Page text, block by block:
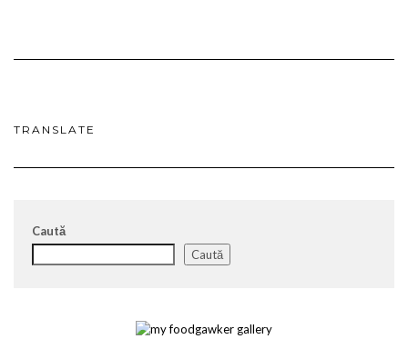
TRANSLATE
Caută
Caută